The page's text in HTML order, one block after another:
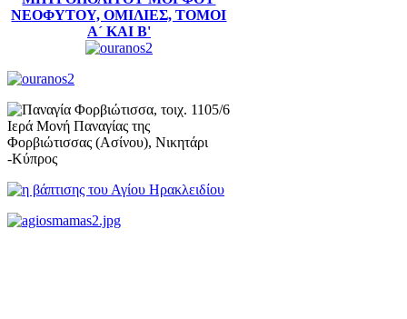
ΝΕΟΦΥΤΟΥ, ΟΜΙΛΙΕΣ, ΤΟΜΟΙ
Α´ ΚΑΙ Β'